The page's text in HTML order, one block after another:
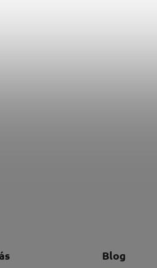
Blog